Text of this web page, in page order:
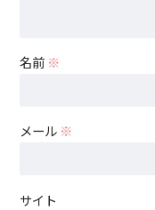
名前 ※
メール ※
サイト